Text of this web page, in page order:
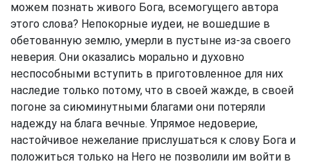
можем познать живого Бога, всемогущего автора
этого слова? Непокорные иудеи, не вошедшие в
обетованную землю, умерли в пустыне из-за своего
неверия. Они оказались морально и духовно
неспособными вступить в приготовленное для них
наследие только потому, что в своей жажде, в своей
погоне за сиюминутными благами они потеряли
надежду на блага вечные. Упрямое недоверие,
настойчивое нежелание прислушаться к слову Бога и
положиться только на Него не позволили им войти в